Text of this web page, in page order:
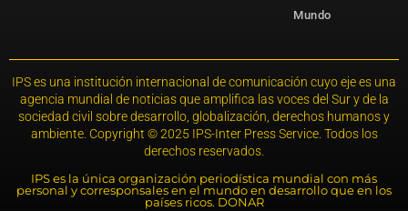
Mundo
IPS es una institución internacional de comunicación cuyo eje es una
agencia mundial de noticias que amplifica las voces del Sur y de la
sociedad civil sobre desarrollo, globalización, derechos humanos y
ambiente. Copyright © 2025 IPS-Inter Press Service. Todos los
derechos reservados.
IPS es la única organización periodística mundial con más
personal y corresponsales en el mundo en desarrollo que en los
países ricos. DONAR